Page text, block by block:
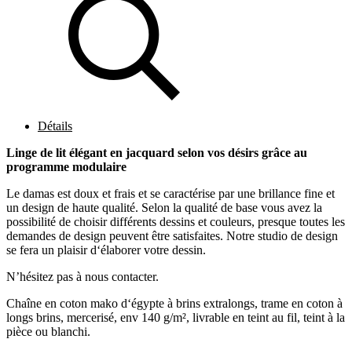
Détails
Linge de lit élégant en jacquard selon vos désirs grâce au
programme modulaire
Le damas est doux et frais et se caractérise par une brillance fine et
un design de haute qualité. Selon la qualité de base vous avez la
possibilité de choisir différents dessins et couleurs, presque toutes les
demandes de design peuvent être satisfaites. Notre studio de design
se fera un plaisir d‘élaborer votre dessin.
N’hésitez pas à nous contacter.
Chaîne en coton mako d‘égypte à brins extralongs, trame en coton à
longs brins, mercerisé, env 140 g/m², livrable en teint au fil, teint à la
pièce ou blanchi.